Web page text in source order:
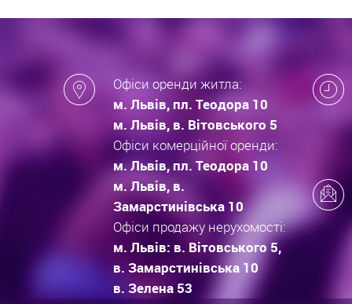
Офіси оренди житла:
м. Львів, пл. Теодора 10
м. Львів, в. Вітовського 5
Офіси комерційної оренди:
м. Львів, пл. Теодора 10
м. Львів, в.
Замарстинівська 10
Офіси продажу нерухомості:
м. Львів: в. Вітовського 5,
в. Замарстинівська 10
в. Зелена 53